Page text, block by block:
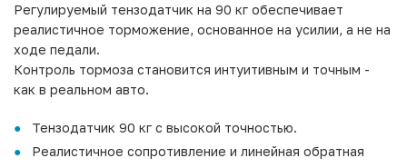
Регулируемый тензодатчик на 90 кг обеспечивает
реалистичное торможение, основанное на усилии, а не на
ходе педали.
Контроль тормоза становится интуитивным и точным -
как в реальном авто.
Тензодатчик 90 кг с высокой точностью.
Реалистичное сопротивление и линейная обратная